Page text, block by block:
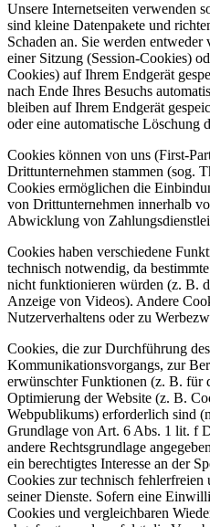
Unsere Internetseiten verwenden
sind kleine Datenpakete und
Schaden an. Sie werden
einer Sitzung (Session-Cookies)
Cookies) auf Ihrem Endgerät
nach Ende Ihres Besuchs
bleiben auf Ihrem Endgerät
oder eine automatische Löschung
Cookies können von uns (First-
Drittunternehmen stammen (sog.
Cookies ermöglichen die
von Drittunternehmen innerhalb
Abwicklung von
Cookies haben verschiedene
technisch notwendig, da
nicht funktionieren würden (z. B.
Anzeige von Videos). Andere
Nutzerverhaltens oder zu
Cookies, die zur Durchführung
Kommunikationsvorgangs, zur
erwünschter Funktionen (z. B. für
Optimierung der Website (z. B.
Webpublikums) erforderlich sind
Grundlage von Art. 6 Abs. 1 lit. f
andere Rechtsgrundlage
ein berechtigtes Interesse an der
Cookies zur technisch
seiner Dienste. Sofern eine
Cookies und vergleichbaren